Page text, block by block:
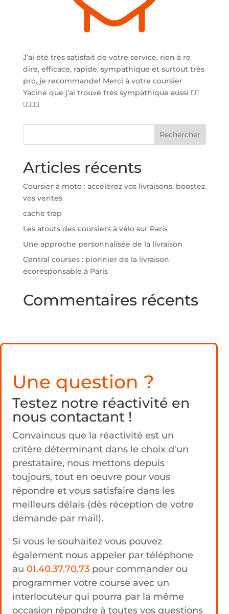
J’ai été très satisfait de votre service, rien à re
dire, efficace, rapide, sympathique et surtout très
pro, je recommande! Merci à votre coursier
Yacine que j’ai trouvé très sympathique aussi 👍🏽
👍🏽👍🏽
Articles récents
Coursier à moto : accélérez vos livraisons, boostez
vos ventes
cache trap
Les atouts des coursiers à vélo sur Paris
Une approche personnalisée de la livraison
Central courses : pionnier de la livraison
écoresponsable à Paris
Commentaires récents
Une question ?
Testez notre réactivité en
nous contactant !
Convaincus que la réactivité est un
critère déterminant dans le choix d'un
prestataire, nous mettons depuis
toujours, tout en oeuvre pour vous
répondre et vous satisfaire dans les
meilleurs délais (dès réception de votre
demande par mail).
Si vous le souhaitez vous pouvez
également nous appeler par téléphone
au 01.40.37.70.73pour commander ou
programmer votre course avec un
interlocuteur qui pourra par la même
occasion répondre à toutes vos questions